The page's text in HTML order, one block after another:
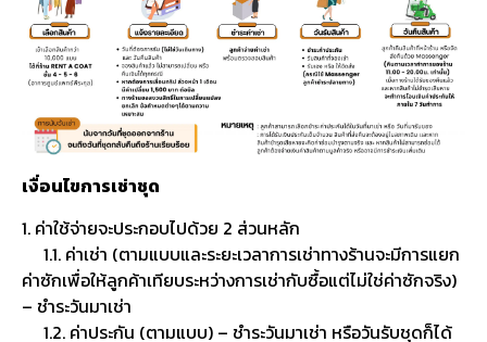
เงื่อนไขการเช่าชุด
1. ค่าใช้จ่ายจะประกอบไปด้วย 2 ส่วนหลัก
1.1. ค่าเช่า (ตามแบบและระยะเวลาการเช่าทางร้านจะมีการแยก
ค่าซักเพื่อให้ลูกค้าเทียบระหว่างการเช่ากับซื้อแต่ไม่ใช่ค่าซักจริง)
– ชำระวันมาเช่า
1.2. ค่าประกัน (ตามแบบ) – ชำระวันมาเช่า หรือวันรับชุดก็ได้